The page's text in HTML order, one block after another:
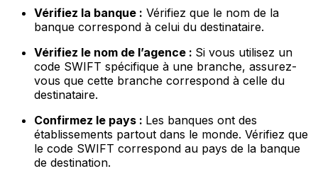
Vérifiez la banque : Vérifiez que le nom de la
banque correspond à celui du destinataire.
Vérifiez le nom de l’agence : Si vous utilisez un
code SWIFT spécifique à une branche, assurez-
vous que cette branche correspond à celle du
destinataire.
Confirmez le pays : Les banques ont des
établissements partout dans le monde. Vérifiez que
le code SWIFT correspond au pays de la banque
de destination.